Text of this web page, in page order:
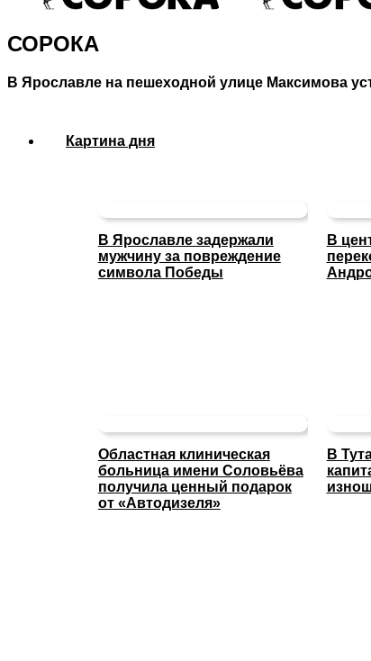
СОРОКА
В Ярославле на пешеходной улице Максимова
Картина дня
В Ярославле задержали
мужчину за повреждение
символа Победы
В
Областная клиническая
больница имени Соловьёва
получила ценный подарок
от «Автодизеля»
В